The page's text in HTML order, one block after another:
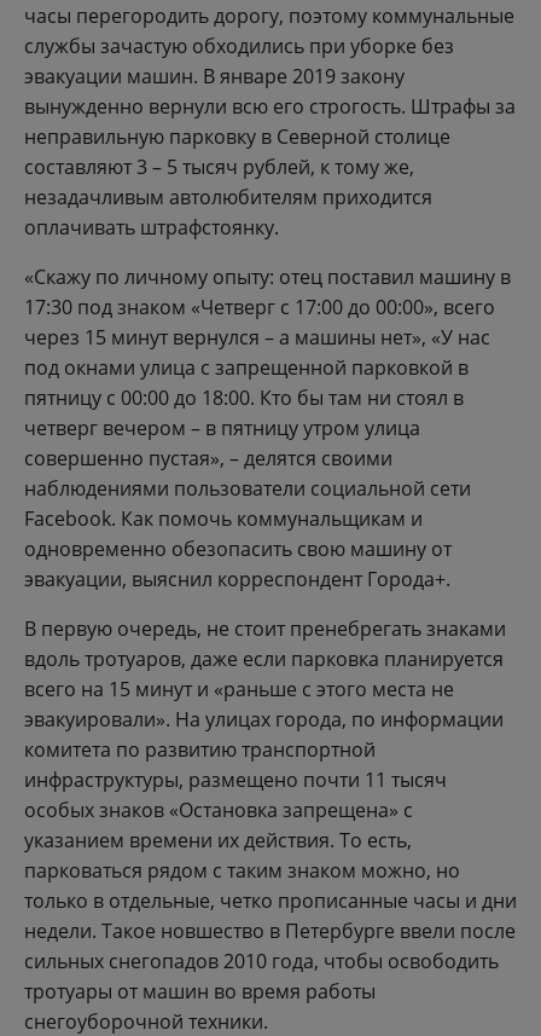
часы перегородить дорогу, поэтому коммунальные
службы зачастую обходились при уборке без
эвакуации машин. В январе 2019 закону
вынужденно вернули всю его строгость. Штрафы за
неправильную парковку в Северной столице
составляют 3 – 5 тысяч рублей, к тому же,
незадачливым автолюбителям приходится
оплачивать штрафстоянку.
«Скажу по личному опыту: отец поставил машину в
17:30 под знаком «Четверг с 17:00 до 00:00», всего
через 15 минут вернулся – а машины нет», «У нас
под окнами улица с запрещенной парковкой в
пятницу с 00:00 до 18:00. Кто бы там ни стоял в
четверг вечером – в пятницу утром улица
совершенно пустая», – делятся своими
наблюдениями пользователи социальной сети
Facebook. Как помочь коммунальщикам и
одновременно обезопасить свою машину от
эвакуации, выяснил корреспондент Города+.
В первую очередь, не стоит пренебрегать знаками
вдоль тротуаров, даже если парковка планируется
всего на 15 минут и «раньше с этого места не
эвакуировали». На улицах города, по информации
комитета по развитию транспортной
инфраструктуры, размещено почти 11 тысяч
особых знаков «Остановка запрещена» с
указанием времени их действия. То есть,
парковаться рядом с таким знаком можно, но
только в отдельные, четко прописанные часы и дни
недели. Такое новшество в Петербурге ввели после
сильных снегопадов 2010 года, чтобы освободить
тротуары от машин во время работы
снегоуборочной техники.